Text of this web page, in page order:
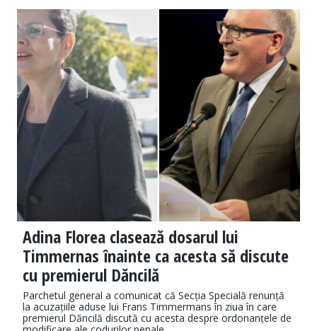
Adina Florea clasează dosarul lui
Timmernas înainte ca acesta să discute
cu premierul Dăncilă
Parchetul general a comunicat că Secția Specială renunță
la acuzațiile aduse lui Frans Timmermans în ziua în care
premierul Dăncilă discută cu acesta despre ordonanțele de